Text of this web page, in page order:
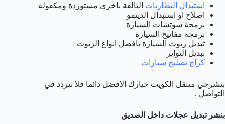
استبدال البطاريات التالفة باخري مستوردة ومكفولة
اصلاح او استبدال الدينمو
برمجة سوتشات السيارة
برمجة مفاتيح السيارة
تبديل زيوت السيارة بافضل انواع الزيوت
تبديل التواير
كراج تصليح سيارات
بنشرجي متنقل الكويت خيارك الافضل دائما فلا تتردد في
التواصل .
بنشر تبديل عجلات داخل الصديق